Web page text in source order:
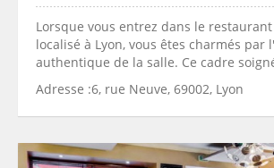
Lorsque vous entrez dans le
localisé à Lyon, vous êtes charmés par
authentique de la salle. Ce cadre
Adresse :6, rue Neuve, 69002, Lyon